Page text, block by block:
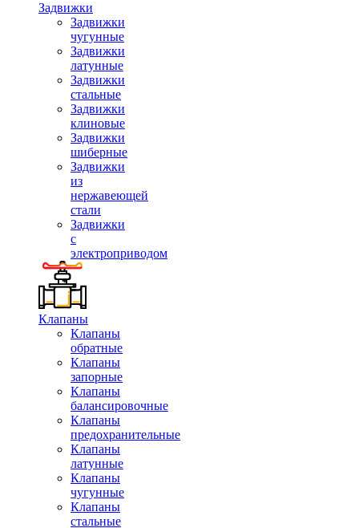
Задвижки
Задвижки
чугунные
Задвижки
латунные
Задвижки
стальные
Задвижки
клиновые
Задвижки
шиберные
Задвижки
из
нержавеющей
стали
Задвижки
с
электроприводом
Клапаны
Клапаны
обратные
Клапаны
запорные
Клапаны
балансировочные
Клапаны
предохранительные
Клапаны
латунные
Клапаны
чугунные
Клапаны
стальные